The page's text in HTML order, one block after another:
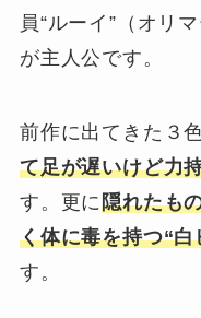
員“ルーイ”（オリ
が主人公です。
前作に出てきた３
て足が遅いけど力
す。更に隠れたも
く体に毒を持つ“白
す。